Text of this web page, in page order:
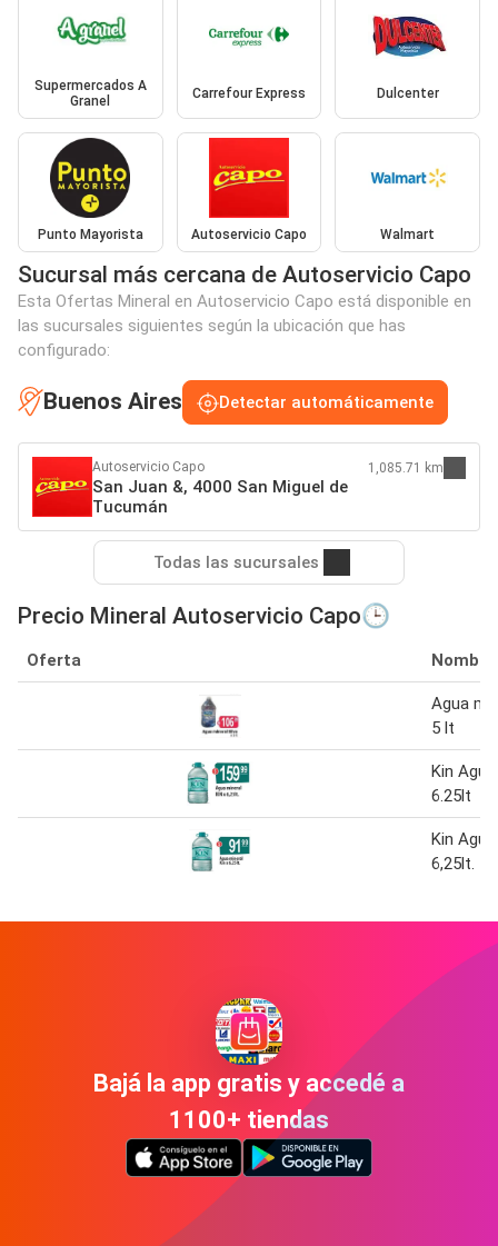
Supermercados A
Granel
Carrefour Express Dulcenter
Punto Mayorista Autoservicio Capo Walmart
Sucursal más cercana de Autoservicio Capo
Esta Ofertas Mineral en Autoservicio Capo está disponible en
las sucursales siguientes según la ubicación que has
configurado:
Buenos Aires Detectar automáticamente
Autoservicio Capo
San Juan &, 4000 San Miguel de
Tucumán
1,085.71 km
Todas las sucursales
Precio Mineral Autoservicio Capo🕒
Oferta Nombre
Agua
5 lt
Kin
6.25lt
Kin
6,25lt.
Bajá la app gratis y accedé a
1100+ tiendas